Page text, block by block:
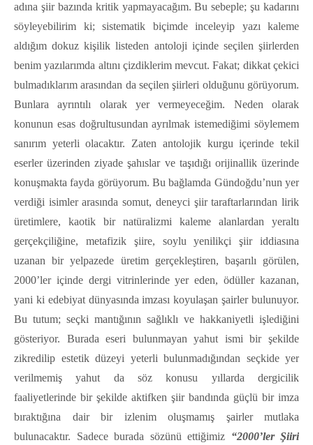
adına şiir bazında kritik yapmayacağım. Bu sebeple; şu kadarını
söyleyebilirim ki; sistematik biçimde inceleyip yazı kaleme
aldığım dokuz kişilik listeden antoloji içinde seçilen şiirlerden
benim yazılarımda altını çizdiklerim mevcut. Fakat; dikkat çekici
bulmadıklarım arasından da seçilen şiirleri olduğunu görüyorum.
Bunlara ayrıntılı olarak yer vermeyeceğim. Neden olarak
konunun esas doğrultusundan ayrılmak istemediğimi söylemem
sanırım yeterli olacaktır. Zaten antolojik kurgu içerinde tekil
eserler üzerinden ziyade şahıslar ve taşıdığı orijinallik üzerinde
konuşmakta fayda görüyorum. Bu bağlamda Gündoğdu’nun yer
verdiği isimler arasında somut, deneyci şiir taraftarlarından lirik
üretimlere, kaotik bir natüralizmi kaleme alanlardan yeraltı
gerçekçiliğine, metafizik şiire, soylu yenilikçi şiir iddiasına
uzanan bir yelpazede üretim gerçekleştiren, başarılı görülen,
2000’ler içinde dergi vitrinlerinde yer eden, ödüller kazanan,
yani ki edebiyat dünyasında imzası koyulaşan şairler bulunuyor.
Bu tutum; seçki mantığının sağlıklı ve hakkaniyetli işlediğini
gösteriyor. Burada eseri bulunmayan yahut ismi bir şekilde
zikredilip estetik düzeyi yeterli bulunmadığından seçkide yer
verilmemiş yahut da söz konusu yıllarda dergicilik
faaliyetlerinde bir şekilde aktifken şiir bandında güçlü bir imza
bıraktığına dair bir izlenim oluşmamış şairler mutlaka
bulunacaktır. Sadece burada sözünü ettiğimiz “2000’ler Şiiri